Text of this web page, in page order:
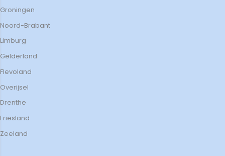
Groningen
Noord-Brabant
Limburg
Gelderland
Flevoland
Overijsel
Drenthe
Friesland
Zeeland